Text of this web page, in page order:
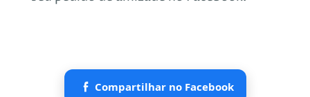
Compartilhar no Facebook